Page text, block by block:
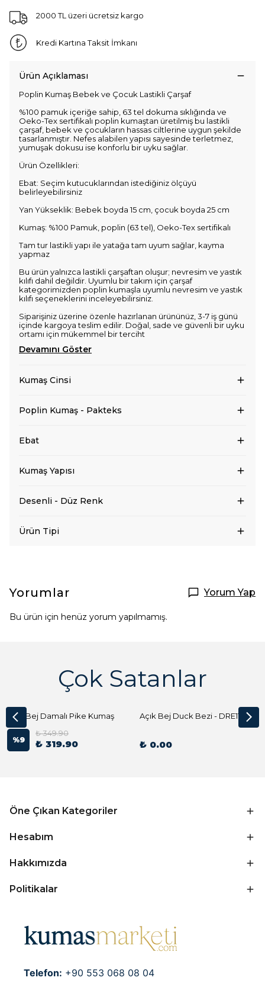
2000 TL üzeri ücretsiz kargo
Kredi Kartına Taksit İmkanı
Ürün Açıklaması
Poplin Kumaş Bebek ve Çocuk Lastikli Çarşaf
%100 pamuk içeriğe sahip, 63 tel dokuma sıklığında ve
Oeko-Tex sertifikalı poplin kumaştan üretilmiş bu lastikli
çarşaf, bebek ve çocukların hassas ciltlerine uygun şekilde
tasarlanmıştır. Nefes alabilen yapısı sayesinde terletmez,
yumuşak dokusu ise konforlu bir uyku sağlar.
Ürün Özellikleri:
Ebat: Seçim kutucuklarından istediğiniz ölçüyü
belirleyebilirsiniz
Yan Yükseklik: Bebek boyda 15 cm, çocuk boyda 25 cm
Kumaş: %100 Pamuk, poplin (63 tel), Oeko-Tex sertifikalı
Tam tur lastikli yapı ile yatağa tam uyum sağlar, kayma
yapmaz
Bu ürün yalnızca lastikli çarşaftan oluşur; nevresim ve yastık
kılıfı dahil değildir. Uyumlu bir takım için çarşaf
kategorimizden poplin kumaşla uyumlu nevresim ve yastık
kılıfı seçeneklerini inceleyebilirsiniz.
Siparişiniz üzerine özenle hazırlanan ürününüz, 3-7 iş günü
içinde kargoya teslim edilir. Doğal, sade ve güvenli bir uyku
ortamı için mükemmel bir terciht
Devamını Göster
Kumaş Cinsi
Poplin Kumaş - Pakteks
Ebat
Kumaş Yapısı
Desenli - Düz Renk
Ürün Tipi
Yorumlar Yorum Yap
Bu ürün için henüz yorum yapılmamış.
Çok Satanlar
Açık Bej Damalı Pike Kumaş
%9
₺ 349.90
₺ 319.90
Açık Bej Duck Bezi - DRE1144 Kumaş Peçete
₺ 0.00
Öne Çıkan Kategoriler
Hesabım
Hakkımızda
Politikalar
Telefon: +90 553 068 08 04